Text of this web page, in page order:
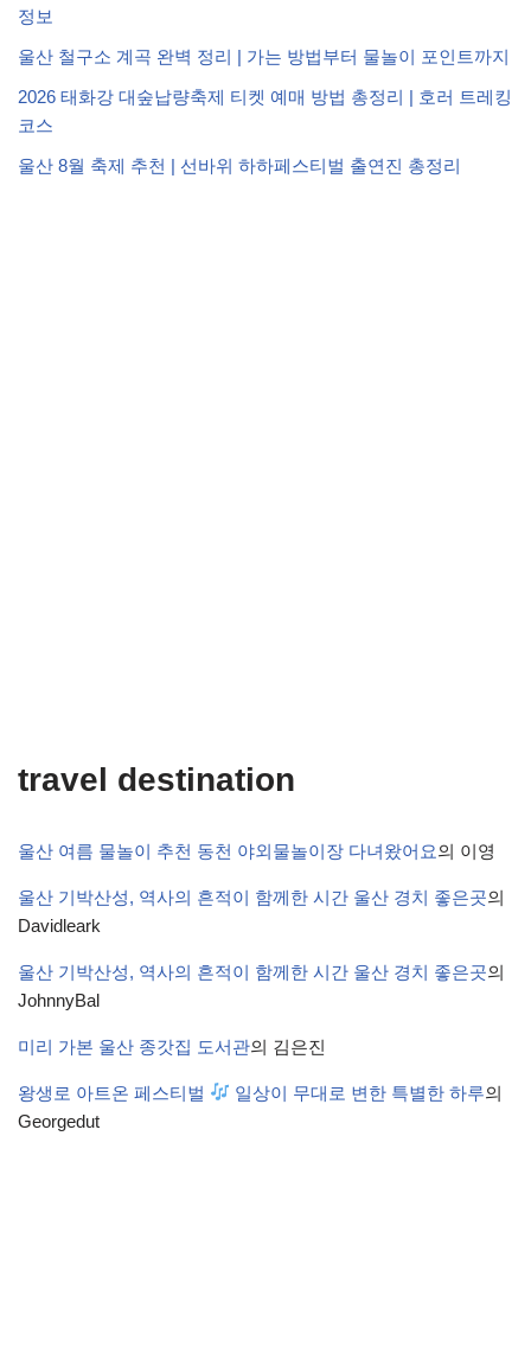
정보
울산 철구소 계곡 완벽 정리 | 가는 방법부터 물놀이 포인트까지
2026 태화강 대숲납량축제 티켓 예매 방법 총정리 | 호러 트레킹
코스
울산 8월 축제 추천 | 선바위 하하페스티벌 출연진 총정리
travel destination
울산 여름 물놀이 추천 동천 야외물놀이장 다녀왔어요의 이영
울산 기박산성, 역사의 흔적이 함께한 시간 울산 경치 좋은곳의
Davidleark
울산 기박산성, 역사의 흔적이 함께한 시간 울산 경치 좋은곳의
JohnnyBal
미리 가본 울산 종갓집 도서관의 김은진
왕생로 아트온 페스티벌 일상이 무대로 변한 특별한 하루의
Georgedut